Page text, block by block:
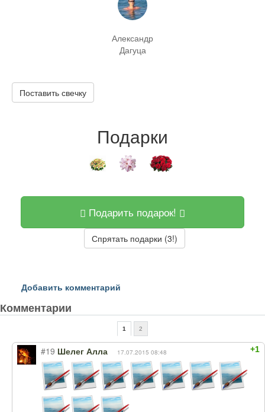
Александр
Дагуца
Поставить свечку
Подарки
Подарить подарок!
Спрятать подарки (3!)
Добавить комментарий
Комментарии
1 2
+1
#19 Шелег Алла 17.07.2015 08:48